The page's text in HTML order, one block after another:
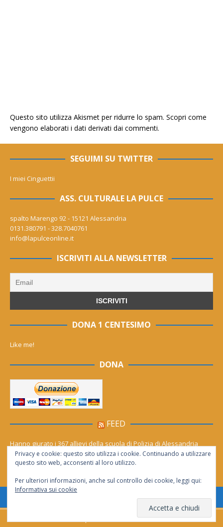
Questo sito utilizza Akismet per ridurre lo spam. Scopri come
vengono elaborati i dati derivati dai commenti.
SEGUIMI SU TWITTER
I miei Cinguettii
ASS. CULTURALE LA PULCE
spalto Marengo 92 - 15121 Alessandria
0131.380791 - 328.7040761
info@lapulceonline.it
ISCRIVITI ALLA NEWSLETTER
DONA 1 CENTESIMO
Like me!
DONA
FEED
Hanno giurato i 367 allievi della scuola di Polizia di Alessandria
Cinema (gratis) sotto le stelle per tutto agosto. Il calendario dei film
Consentita la riproduzione solo se citata la fonte
Privacy e cookie: questo sito utilizza i cookie. Continuando a utilizzare
questo sito web, acconsenti al loro utilizzo.
Per ulteriori informazioni, anche sul controllo dei cookie, leggi qui:
Informativa sui cookie